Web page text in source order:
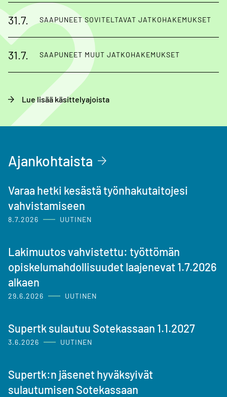
31.7. SAAPUNEET SOVITELTAVAT JATKOHAKEMUKSET
31.7. SAAPUNEET MUUT JATKOHAKEMUKSET
Lue lisää käsittelyajoista
Ajankohtaista
Varaa hetki kesästä työnhakutaitojesi
vahvistamiseen
8.7.2026 UUTINEN
Lakimuutos vahvistettu: työttömän
opiskelumahdollisuudet laajenevat 1.7.2026
alkaen
29.6.2026 UUTINEN
Supertk sulautuu Sotekassaan 1.1.2027
3.6.2026 UUTINEN
Supertk:n jäsenet hyväksyivät
sulautumisen Sotekassaan